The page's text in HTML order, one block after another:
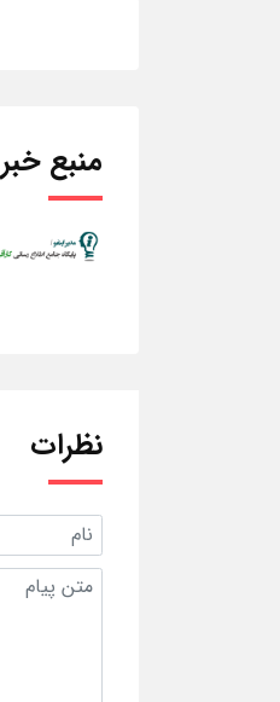
منبع خبر
نظرات